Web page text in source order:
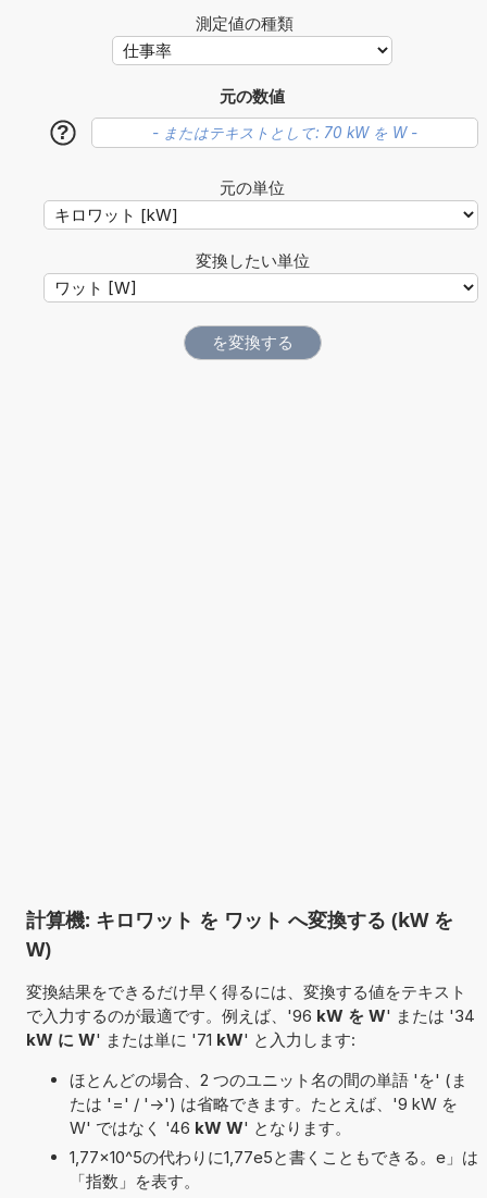
測定値の種類
元の数値
?
元の単位
変換したい単位
計算機: キロワット を ワット へ変換する (kW を
W)
変換結果をできるだけ早く得るには、変換する値をテキスト
で入力するのが最適です。例えば、'96 kW を W' または '34
kW に W' または単に '71 kW' と入力します:
ほとんどの場合、2 つのユニット名の間の単語 'を' (ま
たは '=' / '->') は省略できます。たとえば、'9 kW を
W' ではなく '46 kW W' となります。
1,77×10^5の代わりに1,77e5と書くこともできる。e」は
「指数」を表す。